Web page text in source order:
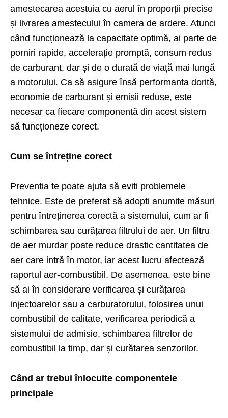
amestecarea acestuia cu aerul în proporții precise
și livrarea amestecului în camera de ardere. Atunci
când funcționează la capacitate optimă, ai parte de
porniri rapide, accelerație promptă, consum redus
de carburant, dar și de o durată de viață mai lungă
a motorului. Ca să asigure însă performanța dorită,
economie de carburant și emisii reduse, este
necesar ca fiecare componentă din acest sistem
să funcționeze corect.
Cum se întreține corect
Prevenția te poate ajuta să eviți problemele
tehnice. Este de preferat să adopți anumite măsuri
pentru întreținerea corectă a sistemului, cum ar fi
schimbarea sau curățarea filtrului de aer. Un filtru
de aer murdar poate reduce drastic cantitatea de
aer care intră în motor, iar acest lucru afectează
raportul aer-combustibil. De asemenea, este bine
să ai în considerare verificarea și curățarea
injectoarelor sau a carburatorului, folosirea unui
combustibil de calitate, verificarea periodică a
sistemului de admisie, schimbarea filtrelor de
combustibil la timp, dar și curățarea senzorilor.
Când ar trebui înlocuite componentele
principale